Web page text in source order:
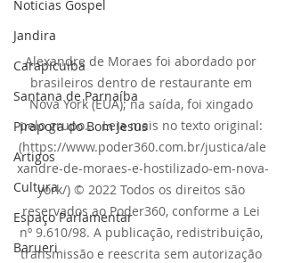
Noticias Gospel
Jandira
Carapicuiba
Santana de Parnaíba
Pirapora do Bom Jesus
Artigos
Cultura
Espaço Parlamentar
Barueri
Alexandre de Moraes foi abordado por
brasileiros dentro de restaurante em
Nova York (EUA); na saída, foi xingado
pelo grupo...  Leia mais no texto original:
(https://www.poder360.com.br/justica/ale
xandre-de-moraes-e-hostilizado-em-nova-
york/) © 2022 Todos os direitos são
reservados ao Poder360, conforme a Lei
nº 9.610/98. A publicação, redistribuição,
transmissão e reescrita sem autorização